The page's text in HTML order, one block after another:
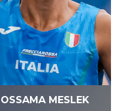
OSSAMA MESLEK